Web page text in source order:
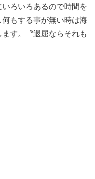
ろいろあるので時間を
もする事が無い時は海
す。〝退屈ならそれも